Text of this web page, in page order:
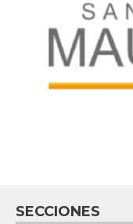
SECCIONES